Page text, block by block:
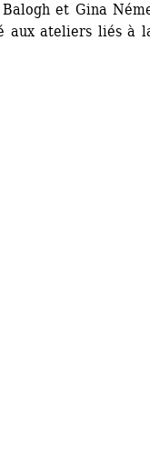
et Gina
aux ateliers liés à